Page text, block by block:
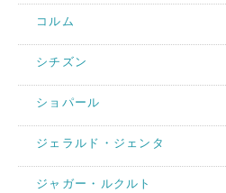
コルム
シチズン
ショパール
ジェラルド・ジェンタ
ジャガー・ルクルト